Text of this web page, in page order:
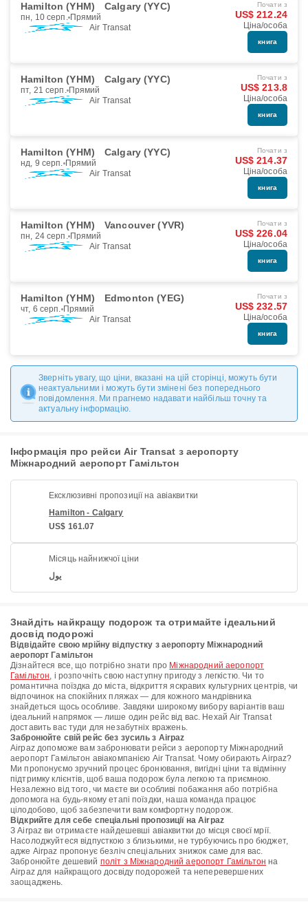
Hamilton (YHM) Calgary (YYC)
пн, 10 серп. Прямий
Air Transat
Почати з
US$ 212.24
Ціна/особа
книга
Hamilton (YHM) Calgary (YYC)
пт, 21 серп. Прямий
Air Transat
Почати з
US$ 213.8
Ціна/особа
книга
Hamilton (YHM) Calgary (YYC)
нд, 9 серп. Прямий
Air Transat
Почати з
US$ 214.37
Ціна/особа
книга
Hamilton (YHM) Vancouver (YVR)
пн, 24 серп. Прямий
Air Transat
Почати з
US$ 226.04
Ціна/особа
книга
Hamilton (YHM) Edmonton (YEG)
чт, 6 серп. Прямий
Air Transat
Почати з
US$ 232.57
Ціна/особа
книга
Зверніть увагу, що ціни, вказані на цій сторінці, можуть бути
неактуальними і можуть бути змінені без попереднього
повідомлення. Ми прагнемо надавати найбільш точну та
актуальну інформацію.
Інформація про рейси Air Transat з аеропорту
Міжнародний аеропорт Гамільтон
Ексклюзивні пропозиції на авіаквитки
Hamilton - Calgary
US$ 161.07
Місяць найнижчої ціни
يول
Знайдіть найкращу подорож та отримайте ідеальний
досвід подорожі
Відвідайте свою мрійну відпустку з аеропорту Міжнародний
аеропорт Гамільтон
Дізнайтеся все, що потрібно знати про Міжнародний аеропорт
Гамільтон, і розпочніть свою наступну пригоду з легкістю. Чи то
романтична поїздка до міста, відкриття яскравих культурних центрів, чи
відпочинок на спокійних пляжах — для кожного мандрівника
знайдеться щось особливе. Завдяки широкому вибору варіантів ваш
ідеальний напрямок — лише один рейс від вас. Нехай Air Transat
доставить вас туди для незабутніх вражень.
Забронюйте свій рейс без зусиль з Airpaz
Airpaz допоможе вам забронювати рейси з аеропорту Міжнародний
аеропорт Гамільтон авіакомпанією Air Transat. Чому обирають Airpaz?
Ми пропонуємо зручний процес бронювання, вигідні ціни та відмінну
підтримку клієнтів, щоб ваша подорож була легкою та приємною.
Незалежно від того, чи маєте ви особливі побажання або потрібна
допомога на будь-якому етапі поїздки, наша команда працює
цілодобово, щоб забезпечити вам комфортну подорож.
Відкрийте для себе спеціальні пропозиції на Airpaz
З Airpaz ви отримаєте найдешевші авіаквитки до місця своєї мрії.
Насолоджуйтеся відпусткою з близькими, не турбуючись про бюджет,
адже Airpaz пропонує безліч спеціальних знижок саме для вас.
Забронюйте дешевий політ з Міжнародний аеропорт Гамільтон на
Airpaz для найкращого досвіду подорожей та неперевершених
заощаджень.